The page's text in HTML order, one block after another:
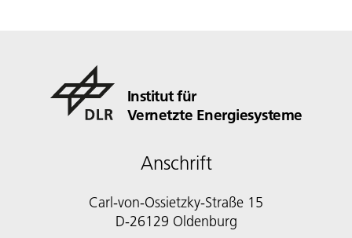
Institut für
Vernetzte Energiesysteme
Anschrift
Carl-von-Ossietzky-Straße 15
D-26129 Oldenburg